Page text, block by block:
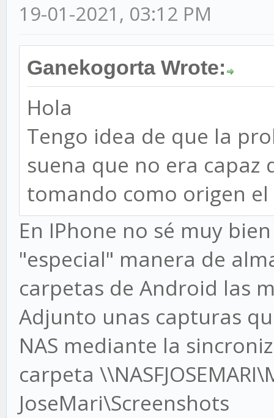
19-01-2021, 03:12 PM
Ganekogorta Wrote:
Hola
Tengo idea de que la
suena que no era
tomando como origen
En IPhone no sé muy
"especial" manera de
carpetas de Android las
Adjunto unas capturas
NAS mediante la
carpeta
JoseMari\Screenshots